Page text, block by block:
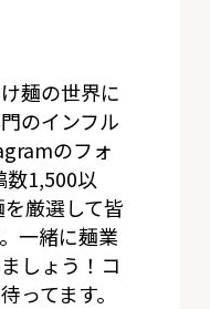
麺の世界に
のインフル
のフォ
数1,500以
を厳選して皆
一緒に麺業
しょう！コ
ってます。